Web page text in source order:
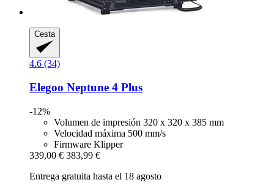
Cesta
4.6 (34)
Elegoo Neptune 4 Plus
-12%
Volumen de impresión 320 x 320 x 385 mm
Velocidad máxima 500 mm/s
Firmware Klipper
339,00 € 383,99 €
Entrega gratuita hasta el 18 agosto